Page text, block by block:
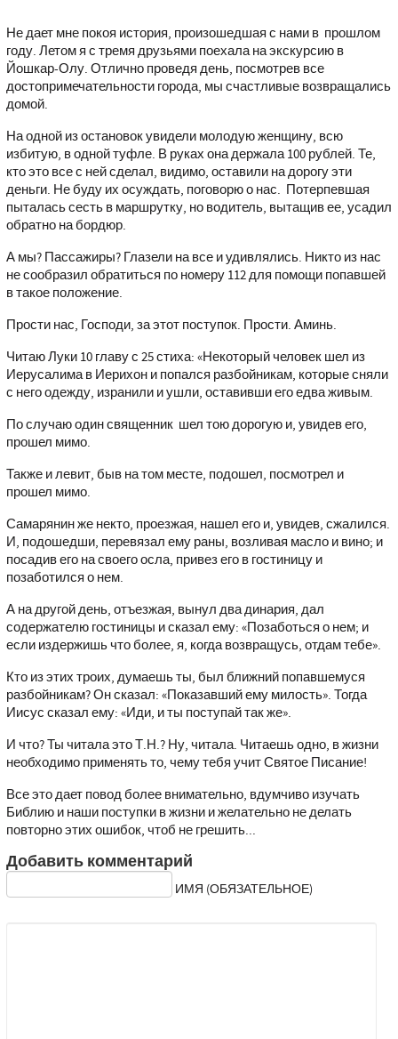
Не дает мне покоя история, произошедшая с нами в прошлом
году. Летом я с тремя друзьями поехала на экскурсию в
Йошкар-Олу. Отлично проведя день, посмотрев все
достопримечательности города, мы счастливые возвращались
домой.
На одной из остановок увидели молодую женщину, всю
избитую, в одной туфле. В руках она держала 100 рублей. Те,
кто это все с ней сделал, видимо, оставили на дорогу эти
деньги. Не буду их осуждать, поговорю о нас. Потерпевшая
пыталась сесть в маршрутку, но водитель, вытащив ее, усадил
обратно на бордюр.
А мы? Пассажиры? Глазели на все и удивлялись. Никто из нас
не сообразил обратиться по номеру 112 для помощи попавшей
в такое положение.
Прости нас, Господи, за этот поступок. Прости. Аминь.
Читаю Луки 10 главу с 25 стиха: «Некоторый человек шел из
Иерусалима в Иерихон и попался разбойникам, которые сняли
с него одежду, изранили и ушли, оставивши его едва живым.
По случаю один священник шел тою дорогую и, увидев его,
прошел мимо.
Также и левит, быв на том месте, подошел, посмотрел и
прошел мимо.
Самарянин же некто, проезжая, нашел его и, увидев, сжалился.
И, подошедши, перевязал ему раны, возливая масло и вино; и
посадив его на своего осла, привез его в гостиницу и
позаботился о нем.
А на другой день, отъезжая, вынул два динария, дал
содержателю гостиницы и сказал ему: «Позаботься о нем; и
если издержишь что более, я, когда возвращусь, отдам тебе».
Кто из этих троих, думаешь ты, был ближний попавшемуся
разбойникам? Он сказал: «Показавший ему милость». Тогда
Иисус сказал ему: «Иди, и ты поступай так же».
И что? Ты читала это Т.Н.? Ну, читала. Читаешь одно, в жизни
необходимо применять то, чему тебя учит Святое Писание!
Все это дает повод более внимательно, вдумчиво изучать
Библию и наши поступки в жизни и желательно не делать
повторно этих ошибок, чтоб не грешить...
Добавить комментарий
ИМЯ (ОБЯЗАТЕЛЬНОЕ)